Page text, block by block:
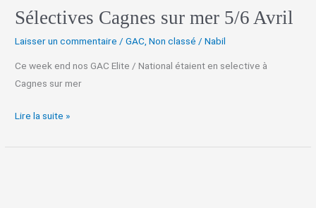
Sélectives Cagnes sur mer 5/6 Avril
Laisser un commentaire /GAC ,Non classé /Nabil
Ce week end nos GAC Elite / National étaient en selective à
Cagnes sur mer
Lire la suite »